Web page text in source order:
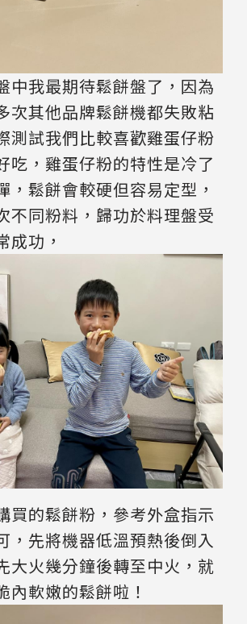
中我最期待鬆餅盤了，因為
次其他品牌鬆餅機都失敗粘
測試我們比較喜歡雞蛋仔粉
吃，雞蛋仔粉的特性是冷了
，鬆餅會較硬但容易定型，
不同粉料，歸功於料理盤受
成功，
買的鬆餅粉，參考外盒指示
，先將機器低溫預熱後倒入
大火幾分鐘後轉至中火，就
內軟嫩的鬆餅啦！